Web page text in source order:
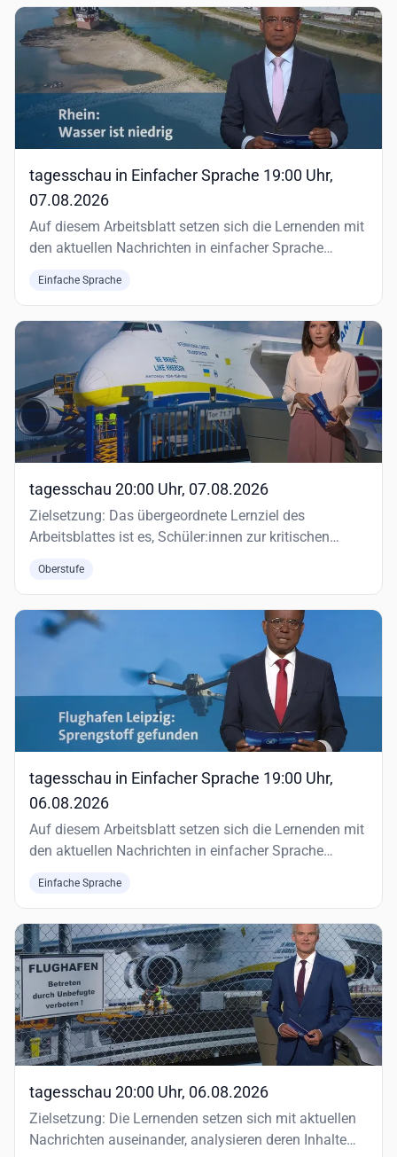
tagesschau in Einfacher Sprache 19:00 Uhr,
07.08.2026
Auf diesem Arbeitsblatt setzen sich die Lernenden mit
den aktuellen Nachrichten in einfacher Sprache
Einfache Sprache
tagesschau 20:00 Uhr, 07.08.2026
Zielsetzung: Das übergeordnete Lernziel des
Arbeitsblattes ist es, Schüler:innen zur kritischen
Oberstufe
tagesschau in Einfacher Sprache 19:00 Uhr,
06.08.2026
Auf diesem Arbeitsblatt setzen sich die Lernenden mit
den aktuellen Nachrichten in einfacher Sprache
Einfache Sprache
tagesschau 20:00 Uhr, 06.08.2026
Zielsetzung: Die Lernenden setzen sich mit aktuellen
Nachrichten auseinander, analysieren deren Inhalte